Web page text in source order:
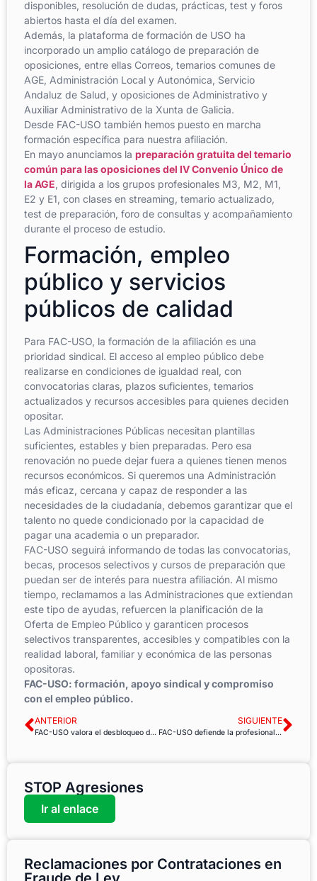
disponibles, resolución de dudas, prácticas, test y foros
abiertos hasta el día del examen.
Además, la plataforma de formación de USO ha
incorporado un amplio catálogo de preparación de
oposiciones, entre ellas Correos, temarios comunes de
AGE, Administración Local y Autonómica, Servicio
Andaluz de Salud, y oposiciones de Administrativo y
Auxiliar Administrativo de la Xunta de Galicia.
Desde FAC-USO también hemos puesto en marcha
formación específica para nuestra afiliación.
En mayo anunciamos la preparación gratuita del temario
común para las oposiciones del IV Convenio Único de
la AGE, dirigida a los grupos profesionales M3, M2, M1,
E2 y E1, con clases en streaming, temario actualizado,
test de preparación, foro de consultas y acompañamiento
durante el proceso de estudio.
Formación, empleo
público y servicios
públicos de calidad
Para FAC-USO, la formación de la afiliación es una
prioridad sindical. El acceso al empleo público debe
realizarse en condiciones de igualdad real, con
convocatorias claras, plazos suficientes, temarios
actualizados y recursos accesibles para quienes deciden
opositar.
Las Administraciones Públicas necesitan plantillas
suficientes, estables y bien preparadas. Pero esa
renovación no puede dejar fuera a quienes tienen menos
recursos económicos. Si queremos una Administración
más eficaz, cercana y capaz de responder a las
necesidades de la ciudadanía, debemos garantizar que el
talento no quede condicionado por la capacidad de
pagar una academia o un preparador.
FAC-USO seguirá informando de todas las convocatorias,
becas, procesos selectivos y cursos de preparación que
puedan ser de interés para nuestra afiliación. Al mismo
tiempo, reclamamos a las Administraciones que extiendan
este tipo de ayudas, refuercen la planificación de la
Oferta de Empleo Público y garanticen procesos
selectivos transparentes, accesibles y compatibles con la
realidad laboral, familiar y económica de las personas
opositoras.
FAC-USO: formación, apoyo sindical y compromiso
con el empleo público.
ANTERIOR
FAC-USO valora el desbloqueo de la jubilación parcial del personal laboral, pero advierte: sin garantías reales no habrá derecho efectivo
SIGUIENTE
FAC-USO defiende la profesionalidad del personal del Servicio Exterior ante los ataques a su trabajo
STOP Agresiones
Ir al enlace
Reclamaciones por Contrataciones en